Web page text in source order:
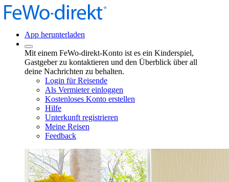
App herunterladen
Mit einem FeWo-direkt-Konto ist es ein Kinderspiel,
Gastgeber zu kontaktieren und den Überblick über all
deine Nachrichten zu behalten.
Login für Reisende
Als Vermieter einloggen
Kostenloses Konto erstellen
Hilfe
Unterkunft registrieren
Meine Reisen
Feedback